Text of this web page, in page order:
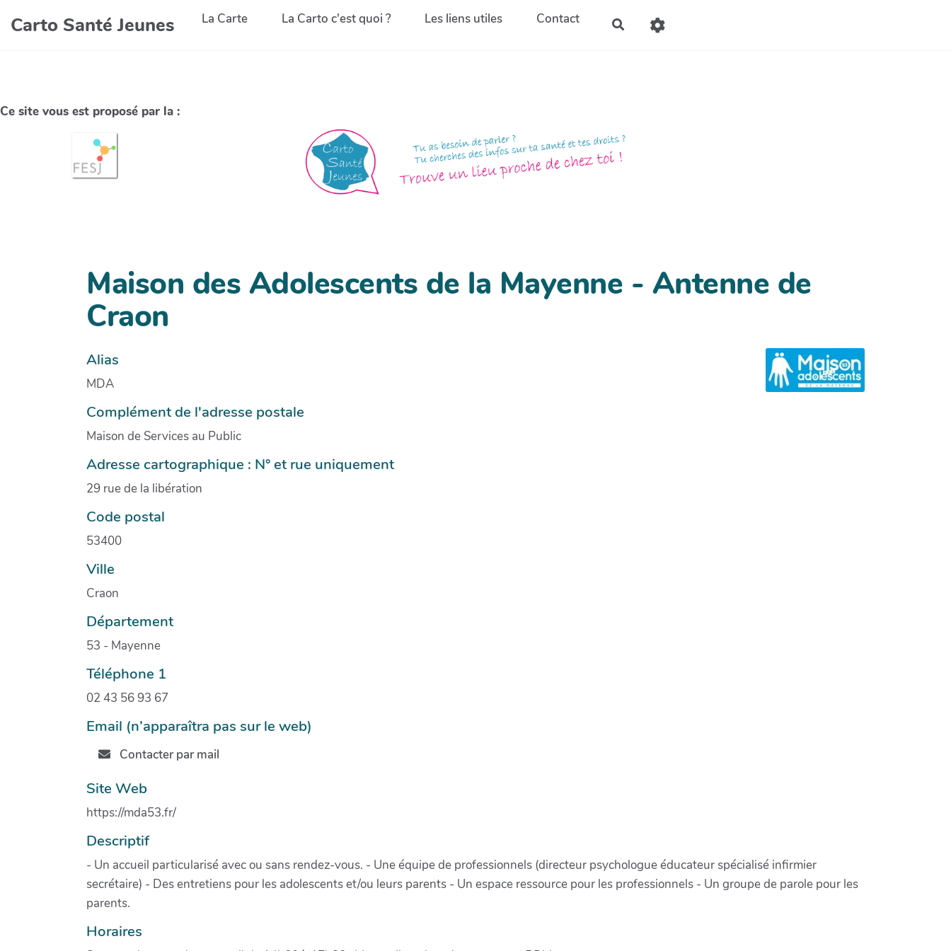
Carto Santé Jeunes La Carte La Carto c'est quoi ? Les liens utiles Contact
Ce site vous est proposé par la :
Maison des Adolescents de la Mayenne - Antenne de
Craon
Alias
MDA
Complément de l'adresse postale
Maison de Services au Public
Adresse cartographique : N° et rue uniquement
29 rue de la libération
Code postal
53400
Ville
Craon
Département
53 - Mayenne
Téléphone 1
02 43 56 93 67
Email (n’apparaîtra pas sur le web)
Contacter par mail
Site Web
https://mda53.fr/
Descriptif
- Un accueil particularisé avec ou sans rendez-vous. - Une équipe de professionnels (directeur psychologue éducateur spécialisé infirmier
secrétaire) - Des entretiens pour les adolescents et/ou leurs parents - Un espace ressource pour les professionnels - Un groupe de parole pour les
parents.
Horaires